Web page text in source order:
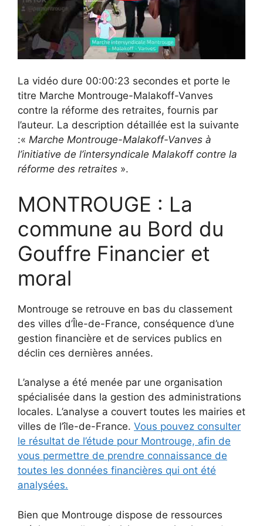
La vidéo dure 00:00:23 secondes et porte le
titre Marche Montrouge-Malakoff-Vanves
contre la réforme des retraites, fournis par
l’auteur. La description détaillée est la suivante
:« Marche Montrouge-Malakoff-Vanves à
l’initiative de l’intersyndicale Malakoff contre la
réforme des retraites ».
MONTROUGE : La
commune au Bord du
Gouffre Financier et
moral
Montrouge se retrouve en bas du classement
des villes d’Île-de-France, conséquence d’une
gestion financière et de services publics en
déclin ces dernières années.
L’analyse a été menée par une organisation
spécialisée dans la gestion des administrations
locales. L’analyse a couvert toutes les mairies et
villes de l’île-de-France. Vous pouvez consulter
le résultat de l’étude pour Montrouge, afin de
vous permettre de prendre connaissance de
toutes les données financières qui ont été
analysées.
Bien que Montrouge dispose de ressources